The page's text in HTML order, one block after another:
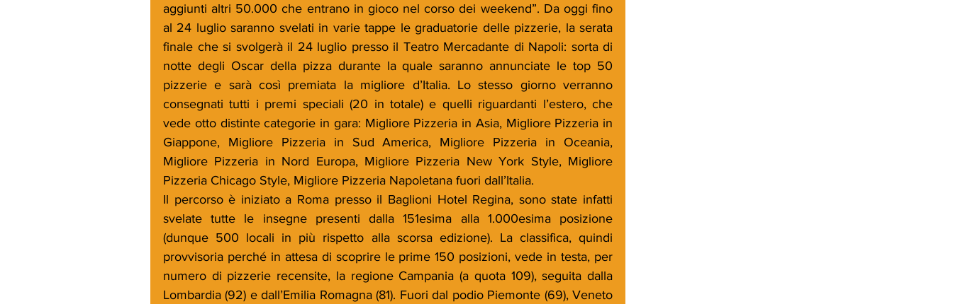
aggiunti altri 50.000 che entrano in gioco nel corso dei weekend”. Da oggi fino
al 24 luglio saranno svelati in varie tappe le graduatorie delle pizzerie, la serata
finale che si svolgerà il 24 luglio presso il Teatro Mercadante di Napoli: sorta di
notte degli Oscar della pizza durante la quale saranno annunciate le top 50
pizzerie e sarà così premiata la migliore d’Italia. Lo stesso giorno verranno
consegnati tutti i premi speciali (20 in totale) e quelli riguardanti l’estero, che
vede otto distinte categorie in gara: Migliore Pizzeria in Asia, Migliore Pizzeria in
Giappone, Migliore Pizzeria in Sud America, Migliore Pizzeria in Oceania,
Migliore Pizzeria in Nord Europa, Migliore Pizzeria New York Style, Migliore
Pizzeria Chicago Style, Migliore Pizzeria Napoletana fuori dall’Italia.
Il percorso è iniziato a Roma presso il Baglioni Hotel Regina, sono state infatti
svelate tutte le insegne presenti dalla 151esima alla 1.000esima posizione
(dunque 500 locali in più rispetto alla scorsa edizione). La classifica, quindi
provvisoria perché in attesa di scoprire le prime 150 posizioni, vede in testa, per
numero di pizzerie recensite, la regione Campania (a quota 109), seguita dalla
Lombardia (92) e dall’Emilia Romagna (81). Fuori dal podio Piemonte (69), Veneto